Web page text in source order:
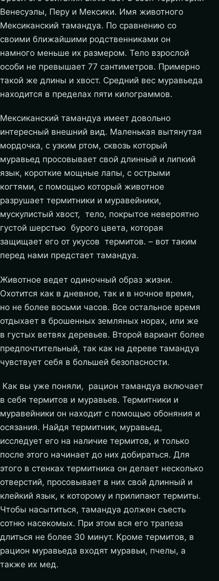
Венесуэлы, Перу и Мексики. Имя животного
Мексиканский тамандуа. По сравнению со
своими ближайшими родственниками он
намного меньше их размером. Тело взрослой
особи не превышает 77 сантиметров. Примерно
такой же длины и хвост. Средний вес муравьеда
находится в пределах пяти килограммов.
Мексиканский тамандуа имеет довольно
интересный внешний вид. Маленькая вытянутая
мордочка, с узким ртом, сквозь который
муравьед просовывает свой длинный и липкий
язык, короткие мощные лапы, с острыми
когтями, с помощью который животное
разрушает термитники и муравейники,
мускулистый хвост, тело, покрытое невероятно
густой шерстью бурого цвета, которая
защищает его от укусов термитов. – вот таким
перед нами предстает тамандуа.
Животное ведет одиночный образ жизни.
Охотится как в дневное, так и в ночное время,
но не более восьми часов. Все остальное время
отдыхает в брошенных земляных норах, или же
в густых ветвях деревьев. Второй вариант более
предпочтительный, так как на дереве тамандуа
чувствует себя в большей безопасности.
Как вы уже поняли, рацион тамандуа включает
в себя термитов и муравьев. Термитники и
муравейники он находит с помощью обоняния и
осязания. Найдя термитник, муравьед,
исследует его на наличие термитов, и только
после этого начинает до них добираться. Для
этого в стенках термитника он делает несколько
отверстий, просовывает в них свой длинный и
клейкий язык, к которому и прилипают термиты.
Чтобы насытиться, тамандуа должен съесть
сотню насекомых. При этом вся его трапеза
длиться не более 30 минут. Кроме термитов, в
рацион муравьеда входят муравьи, пчелы, а
также их мед.